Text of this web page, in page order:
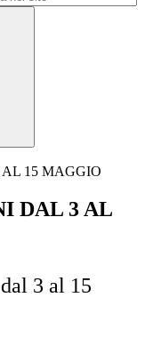
15 MAGGIO
DAL 3 AL
3 al 15